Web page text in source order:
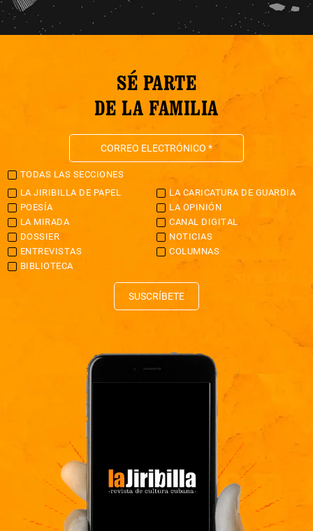
SÉ PARTE
DE LA FAMILIA
TODAS LAS SECCIONES
LA JIRIBILLA DE PAPEL
LA CARICATURA DE GUARDIA
POESÍA
LA OPINIÓN
LA MIRADA
CANAL DIGITAL
DOSSIER
NOTICIAS
ENTREVISTAS
COLUMNAS
BIBLIOTECA
SUSCRÍBETE